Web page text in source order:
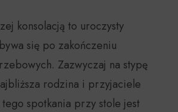
konsolacją to uroczysty
się po zakończeniu
Zazwyczaj na stypę
rodzina i przyjaciele
tego spotkania przy stole jest